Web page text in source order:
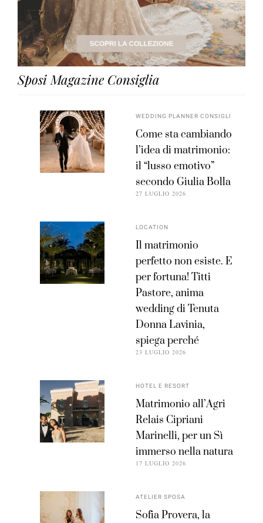
Sposi Magazine Consiglia
WEDDING PLANNER CONSIGLI
Come sta cambiando
l’idea di matrimonio:
il “lusso emotivo”
secondo Giulia Bolla
27 LUGLIO 2026
LOCATION
Il matrimonio
perfetto non esiste. E
per fortuna! Titti
Pastore, anima
wedding di Tenuta
Donna Lavinia,
spiega perché
23 LUGLIO 2026
HOTEL E RESORT
Matrimonio all’Agri
Relais Cipriani
Marinelli, per un Sì
immerso nella natura
17 LUGLIO 2026
ATELIER SPOSA
Sofia Provera, la